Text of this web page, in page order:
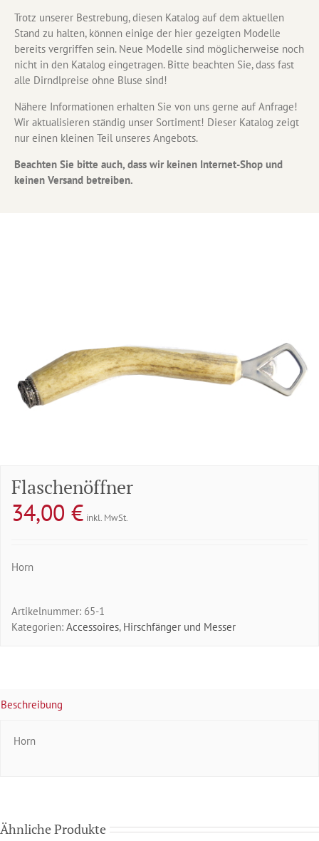
Flaschenöffner
34,00 € inkl. MwSt.
Horn
Artikelnummer: 65-1
Kategorien: Accessoires, Hirschfänger und Messer
Beschreibung
Horn
Ähnliche Produkte
Trotz unserer Bestrebung, diesen Katalog auf dem aktuellen
Stand zu halten, können einige der hier gezeigten Modelle
bereits vergriffen sein. Neue Modelle sind möglicherweise noch
nicht in den Katalog eingetragen. Bitte beachten Sie, dass fast
alle Dirndlpreise ohne Bluse sind!
Nähere Informationen erhalten Sie von uns gerne auf Anfrage!
Wir aktualisieren ständig unser Sortiment! Dieser Katalog zeigt
nur einen kleinen Teil unseres Angebots.
Beachten Sie bitte auch, dass wir keinen Internet-Shop und
keinen Versand betreiben.